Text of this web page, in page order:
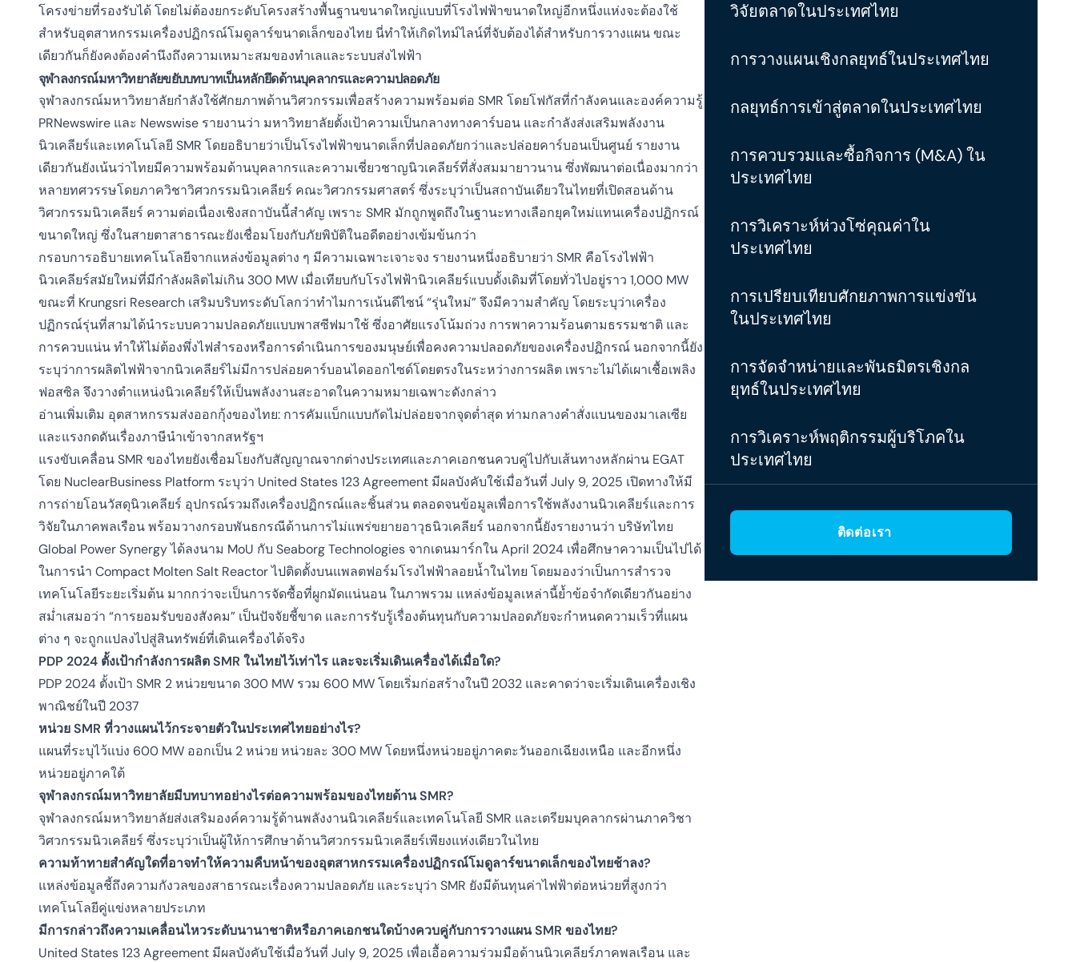
โครงข่ายที่รองรับได้ โดยไม่ต้องยกระดับโครงสร้างพื้นฐานขนาดใหญ่แบบที่โรงไฟฟ้าขนาดใหญ่อีกหนึ่งแห่งจะต้องใช้
สำหรับอุตสาหกรรมเครื่องปฏิกรณ์โมดูลาร์ขนาดเล็กของไทย นี่ทำให้เกิดไทม์ไลน์ที่จับต้องได้สำหรับการวางแผน ขณะ
เดียวกันก็ยังคงต้องคำนึงถึงความเหมาะสมของทำเลและระบบส่งไฟฟ้า
จุฬาลงกรณ์มหาวิทยาลัยขยับบทบาทเป็นหลักยึดด้านบุคลากรและความปลอดภัย
จุฬาลงกรณ์มหาวิทยาลัยกำลังใช้ศักยภาพด้านวิศวกรรมเพื่อสร้างความพร้อมต่อ SMR โดยโฟกัสที่กำลังคนและองค์ความรู้
PRNewswire และ Newswise รายงานว่า มหาวิทยาลัยตั้งเป้าความเป็นกลางทางคาร์บอน และกำลังส่งเสริมพลังงาน
นิวเคลียร์และเทคโนโลยี SMR โดยอธิบายว่าเป็นโรงไฟฟ้าขนาดเล็กที่ปลอดภัยกว่าและปล่อยคาร์บอนเป็นศูนย์ รายงาน
เดียวกันยังเน้นว่าไทยมีความพร้อมด้านบุคลากรและความเชี่ยวชาญนิวเคลียร์ที่สั่งสมมายาวนาน ซึ่งพัฒนาต่อเนื่องมากว่า
หลายทศวรรษโดยภาควิชาวิศวกรรมนิวเคลียร์ คณะวิศวกรรมศาสตร์ ซึ่งระบุว่าเป็นสถาบันเดียวในไทยที่เปิดสอนด้าน
วิศวกรรมนิวเคลียร์ ความต่อเนื่องเชิงสถาบันนี้สำคัญ เพราะ SMR มักถูกพูดถึงในฐานะทางเลือกยุคใหม่แทนเครื่องปฏิกรณ์
ขนาดใหญ่ ซึ่งในสายตาสาธารณะยังเชื่อมโยงกับภัยพิบัติในอดีตอย่างเข้มข้นกว่า
กรอบการอธิบายเทคโนโลยีจากแหล่งข้อมูลต่าง ๆ มีความเฉพาะเจาะจง รายงานหนึ่งอธิบายว่า SMR คือโรงไฟฟ้า
นิวเคลียร์สมัยใหม่ที่มีกำลังผลิตไม่เกิน 300 MW เมื่อเทียบกับโรงไฟฟ้านิวเคลียร์แบบดั้งเดิมที่โดยทั่วไปอยู่ราว 1,000 MW
ขณะที่ Krungsri Research เสริมบริบทระดับโลกว่าทำไมการเน้นดีไซน์ “รุ่นใหม่” จึงมีความสำคัญ โดยระบุว่าเครื่อง
ปฏิกรณ์รุ่นที่สามได้นำระบบความปลอดภัยแบบพาสซีฟมาใช้ ซึ่งอาศัยแรงโน้มถ่วง การพาความร้อนตามธรรมชาติ และ
การควบแน่น ทำให้ไม่ต้องพึ่งไฟสำรองหรือการดำเนินการของมนุษย์เพื่อคงความปลอดภัยของเครื่องปฏิกรณ์ นอกจากนี้ยัง
ระบุว่าการผลิตไฟฟ้าจากนิวเคลียร์ไม่มีการปล่อยคาร์บอนไดออกไซด์โดยตรงในระหว่างการผลิต เพราะไม่ได้เผาเชื้อเพลิง
ฟอสซิล จึงวางตำแหน่งนิวเคลียร์ให้เป็นพลังงานสะอาดในความหมายเฉพาะดังกล่าว
อ่านเพิ่มเติม อุตสาหกรรมส่งออกกุ้งของไทย: การคัมแบ็กแบบกัดไม่ปล่อยจากจุดต่ำสุด ท่ามกลางคำสั่งแบนของมาเลเซีย
และแรงกดดันเรื่องภาษีนำเข้าจากสหรัฐฯ
แรงขับเคลื่อน SMR ของไทยยังเชื่อมโยงกับสัญญาณจากต่างประเทศและภาคเอกชนควบคู่ไปกับเส้นทางหลักผ่าน EGAT
โดย NuclearBusiness Platform ระบุว่า United States 123 Agreement มีผลบังคับใช้เมื่อวันที่ July 9, 2025 เปิดทางให้มี
การถ่ายโอนวัสดุนิวเคลียร์ อุปกรณ์รวมถึงเครื่องปฏิกรณ์และชิ้นส่วน ตลอดจนข้อมูลเพื่อการใช้พลังงานนิวเคลียร์และการ
วิจัยในภาคพลเรือน พร้อมวางกรอบพันธกรณีด้านการไม่แพร่ขยายอาวุธนิวเคลียร์ นอกจากนี้ยังรายงานว่า บริษัทไทย
Global Power Synergy ได้ลงนาม MoU กับ Seaborg Technologies จากเดนมาร์กใน April 2024 เพื่อศึกษาความเป็นไปได้
ในการนำ Compact Molten Salt Reactor ไปติดตั้งบนแพลตฟอร์มโรงไฟฟ้าลอยน้ำในไทย โดยมองว่าเป็นการสำรวจ
เทคโนโลยีระยะเริ่มต้น มากกว่าจะเป็นการจัดซื้อที่ผูกมัดแน่นอน ในภาพรวม แหล่งข้อมูลเหล่านี้ย้ำข้อจำกัดเดียวกันอย่าง
สม่ำเสมอว่า “การยอมรับของสังคม” เป็นปัจจัยชี้ขาด และการรับรู้เรื่องต้นทุนกับความปลอดภัยจะกำหนดความเร็วที่แผน
ต่าง ๆ จะถูกแปลงไปสู่สินทรัพย์ที่เดินเครื่องได้จริง
PDP 2024 ตั้งเป้ากำลังการผลิต SMR ในไทยไว้เท่าไร และจะเริ่มเดินเครื่องได้เมื่อใด?
PDP 2024 ตั้งเป้า SMR 2 หน่วยขนาด 300 MW รวม 600 MW โดยเริ่มก่อสร้างในปี 2032 และคาดว่าจะเริ่มเดินเครื่องเชิง
พาณิชย์ในปี 2037
หน่วย SMR ที่วางแผนไว้กระจายตัวในประเทศไทยอย่างไร?
แผนที่ระบุไว้แบ่ง 600 MW ออกเป็น 2 หน่วย หน่วยละ 300 MW โดยหนึ่งหน่วยอยู่ภาคตะวันออกเฉียงเหนือ และอีกหนึ่ง
หน่วยอยู่ภาคใต้
จุฬาลงกรณ์มหาวิทยาลัยมีบทบาทอย่างไรต่อความพร้อมของไทยด้าน SMR?
จุฬาลงกรณ์มหาวิทยาลัยส่งเสริมองค์ความรู้ด้านพลังงานนิวเคลียร์และเทคโนโลยี SMR และเตรียมบุคลากรผ่านภาควิชา
วิศวกรรมนิวเคลียร์ ซึ่งระบุว่าเป็นผู้ให้การศึกษาด้านวิศวกรรมนิวเคลียร์เพียงแห่งเดียวในไทย
ความท้าทายสำคัญใดที่อาจทำให้ความคืบหน้าของอุตสาหกรรมเครื่องปฏิกรณ์โมดูลาร์ขนาดเล็กของไทยช้าลง?
แหล่งข้อมูลชี้ถึงความกังวลของสาธารณะเรื่องความปลอดภัย และระบุว่า SMR ยังมีต้นทุนค่าไฟฟ้าต่อหน่วยที่สูงกว่า
เทคโนโลยีคู่แข่งหลายประเภท
มีการกล่าวถึงความเคลื่อนไหวระดับนานาชาติหรือภาคเอกชนใดบ้างควบคู่กับการวางแผน SMR ของไทย?
United States 123 Agreement มีผลบังคับใช้เมื่อวันที่ July 9, 2025 เพื่อเอื้อความร่วมมือด้านนิวเคลียร์ภาคพลเรือน และ
วิจัยตลาดในประเทศไทย
การวางแผนเชิงกลยุทธ์ในประเทศไทย
กลยุทธ์การเข้าสู่ตลาดในประเทศไทย
การควบรวมและซื้อกิจการ (M&A) ใน
ประเทศไทย
การวิเคราะห์ห่วงโซ่คุณค่าใน
ประเทศไทย
การเปรียบเทียบศักยภาพการแข่งขัน
ในประเทศไทย
การจัดจำหน่ายและพันธมิตรเชิงกล
ยุทธ์ในประเทศไทย
การวิเคราะห์พฤติกรรมผู้บริโภคใน
ประเทศไทย
ติดต่อเรา